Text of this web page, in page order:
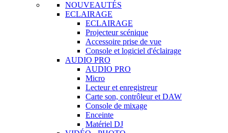
NOUVEAUTÉS
ECLAIRAGE
ECLAIRAGE
Projecteur scénique
Accessoire prise de vue
Console et logiciel d'éclairage
AUDIO PRO
AUDIO PRO
Micro
Lecteur et enregistreur
Carte son, contrôleur et DAW
Console de mixage
Enceinte
Matériel DJ